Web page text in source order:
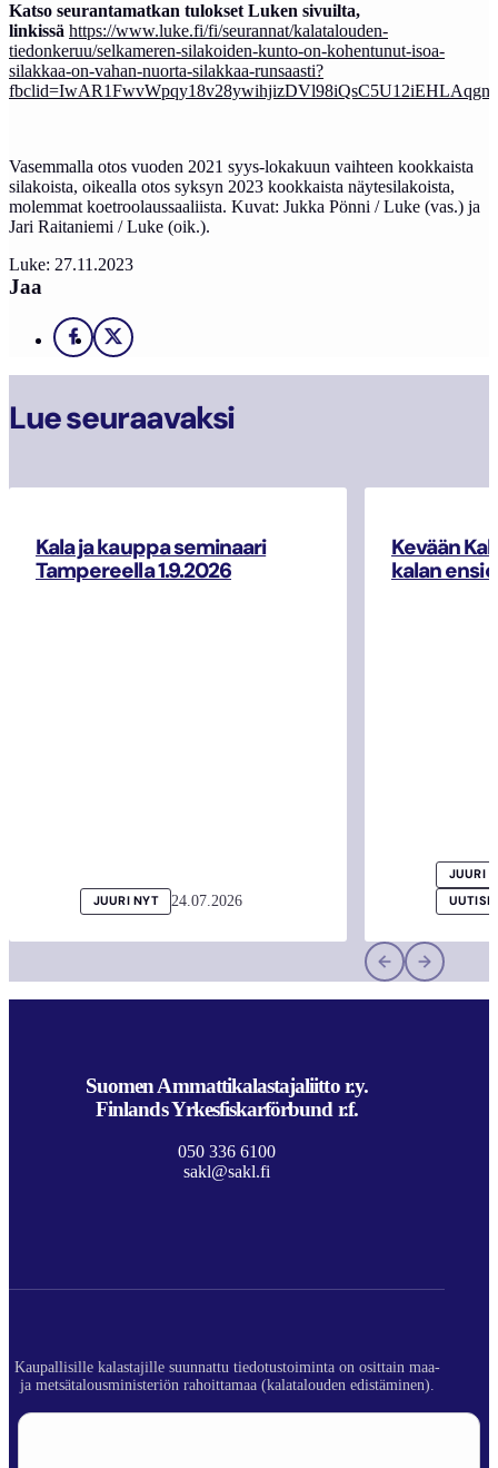
Katso seurantamatkan tulokset Luken sivuilta,
linkissä https://www.luke.fi/fi/seurannat/kalatalouden-
tiedonkeruu/selkameren-silakoiden-kunto-on-kohentunut-isoa-
silakkaa-on-vahan-nuorta-silakkaa-runsaasti?
Vasemmalla otos vuoden 2021 syys-lokakuun vaihteen kookkaista
silakoista, oikealla otos syksyn 2023 kookkaista näytesilakoista,
molemmat koetroolaussaaliista. Kuvat: Jukka Pönni / Luke (vas.) ja
Jari Raitaniemi / Luke (oik.).
Luke: 27.11.2023
Jaa
Facebook
X
Lue seuraavaksi
Kala ja kauppa seminaari
Tampereella 1.9.2026
JUURI NYT 24.07.2026
Kevään
kalan
JUURI
Suomen Ammattikalastajaliitto r.y.
Finlands Yrkesfiskarförbund r.f.
050 336 6100
sakl@sakl.fi
Kaupallisille kalastajille suunnattu tiedotustoiminta on osittain maa-
ja metsätalousministeriön rahoittamaa (kalatalouden edistäminen).